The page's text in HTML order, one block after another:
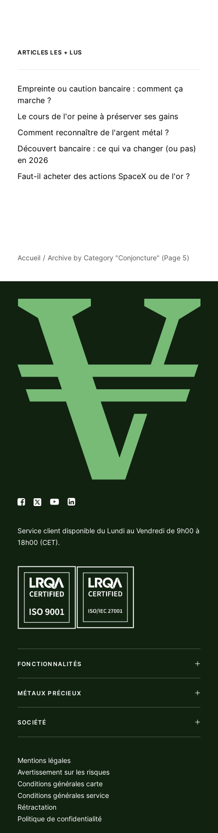
ARTICLES LES + LUS
Empreinte ou caution bancaire : comment ça
marche ?
Le cours de l'or peine à préserver ses gains
Comment reconnaître de l'argent métal ?
Découvert bancaire : ce qui va changer (ou pas)
en 2026
Faut-il acheter des actions SpaceX ou de l'or ?
Accueil Archive by Category "Conjoncture" (Page 5)
Service client disponible du Lundi au Vendredi de 9h00 à
18h00 (CET).
FONCTIONNALITÉS
MÉTAUX PRÉCIEUX
SOCIÉTÉ
Mentions légales
Avertissement sur les risques
Conditions générales carte
Conditions générales service
Rétractation
Politique de confidentialité